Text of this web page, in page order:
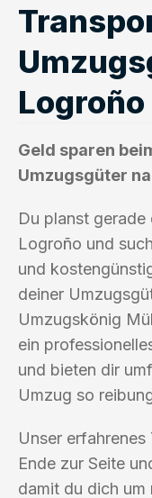
Logroño
Geld sparen
Umzugsgüter
Du planst
Logroño und
und
deiner
Umzugskönig
ein
und bieten dir
Umzug so
Unser
Ende zur Seite
damit du dich um